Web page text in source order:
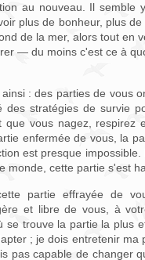
au nouveau. Il semble
plus de bonheur, plus
de la mer, alors tout en
— du moins c'est ce à
: des parties de vous
des stratégies de survie
vous nagez, respirez
enfermée de vous, la
est presque impossible.
monde, cette partie s'est
partie effrayée de
et libre de vous, à
se trouve la partie la plus
; je dois entretenir
pas capable de changer